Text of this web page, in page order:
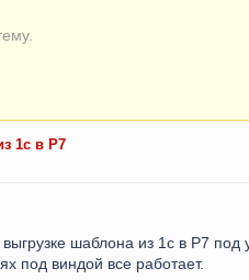
1с в Р7
шаблона из 1с в Р7
под виндой все работает.